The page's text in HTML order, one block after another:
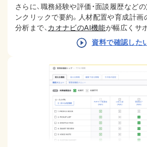
さらに、職務経験や評価・面談履歴など
ンクリックで要約。人材配置や育成計画
分析まで、 カオナビのAI機能が幅広くサ
資料で確認した